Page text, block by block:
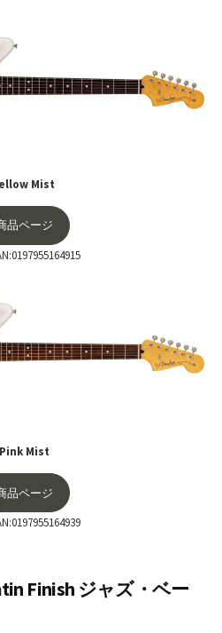
Mist
品ページ
Pink Mist
品ページ
Finish ジャズ・ベー